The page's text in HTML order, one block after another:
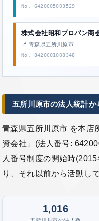
No. 6420005003529
株式会社昭和プロパン商
📍 青森県五所川原市
No. 8420001008348
五所川原市の法人統計
青森県五所川原市 を本店
資会社」(法人番号:
人番号制度の開始時
り、それ以前から活動し
1,016